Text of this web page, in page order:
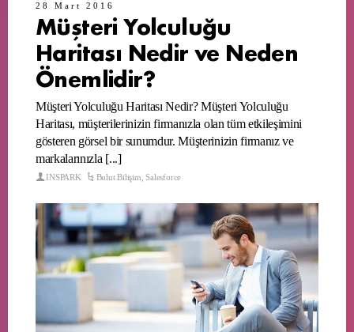
28 Mart 2016
Müşteri Yolculuğu
Haritası Nedir ve Neden
Önemlidir?
Müşteri Yolculuğu Haritası Nedir? Müşteri Yolculuğu
Haritası, müşterilerinizin firmanızla olan tüm etkileşimini
gösteren görsel bir sunumdur. Müşterinizin firmanız ve
markalarınızla [...]
INSPARK Bulut Bilişim,Salesforce